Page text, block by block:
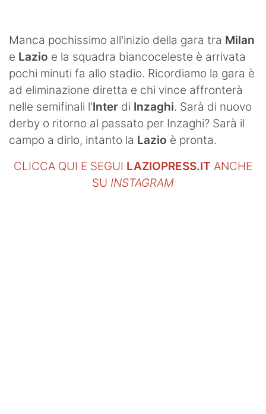
Contatti
Manca pochissimo all'inizio della gara tra Milan
e Lazio e la squadra biancoceleste è arrivata
pochi minuti fa allo stadio. Ricordiamo la gara è
ad eliminazione diretta e chi vince affronterà
nelle semifinali l'Inter di Inzaghi. Sarà di nuovo
derby o ritorno al passato per Inzaghi? Sarà il
campo a dirlo, intanto la Lazio è pronta.
CLICCA QUI E SEGUI LAZIOPRESS.IT ANCHE
SU INSTAGRAM